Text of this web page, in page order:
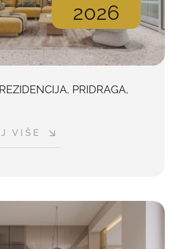
2026
PRIDRAGA,
VIŠE